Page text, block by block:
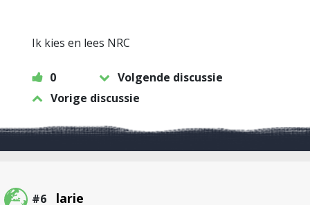
Ik kies en lees NRC
0
Volgende discussie
Vorige discussie
#6 larie